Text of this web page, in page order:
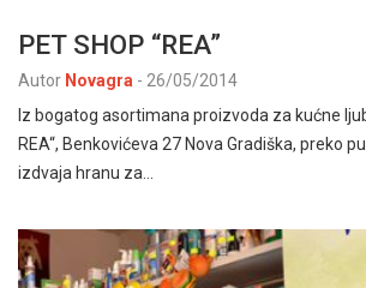
PET SHOP “REA”
Autor Novagra - 26/05/2014
Iz bogatog asortimana proizvoda za kućne
REA“, Benkovićeva 27 Nova Gradiška, preko
izdvaja hranu za…